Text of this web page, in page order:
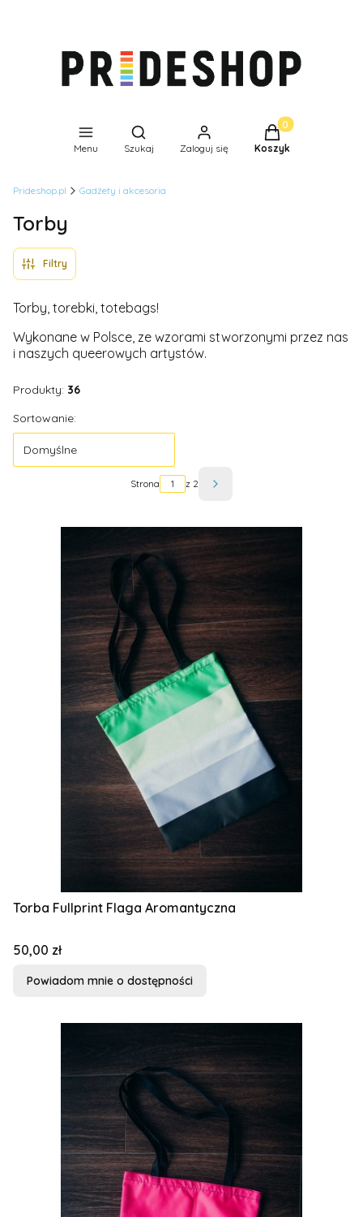
Menu
Otwórz wyszukiwarkę
Szukaj Zaloguj się
Produkty w
Koszyk
Prideshop.pl Gadżety i akcesoria
Torby
Filtry
Torby, torebki, totebags!
Wykonane w Polsce, ze wzorami stworzonymi przez nas
i naszych queerowych artystów.
Produkty: 36
Lista produktów
Sortowanie:
Domyślne
Strona z 2 Następne produkty
Torba Fullprint Flaga Aromantyczna
Cena
50,00 zł
Powiadom mnie o dostępności